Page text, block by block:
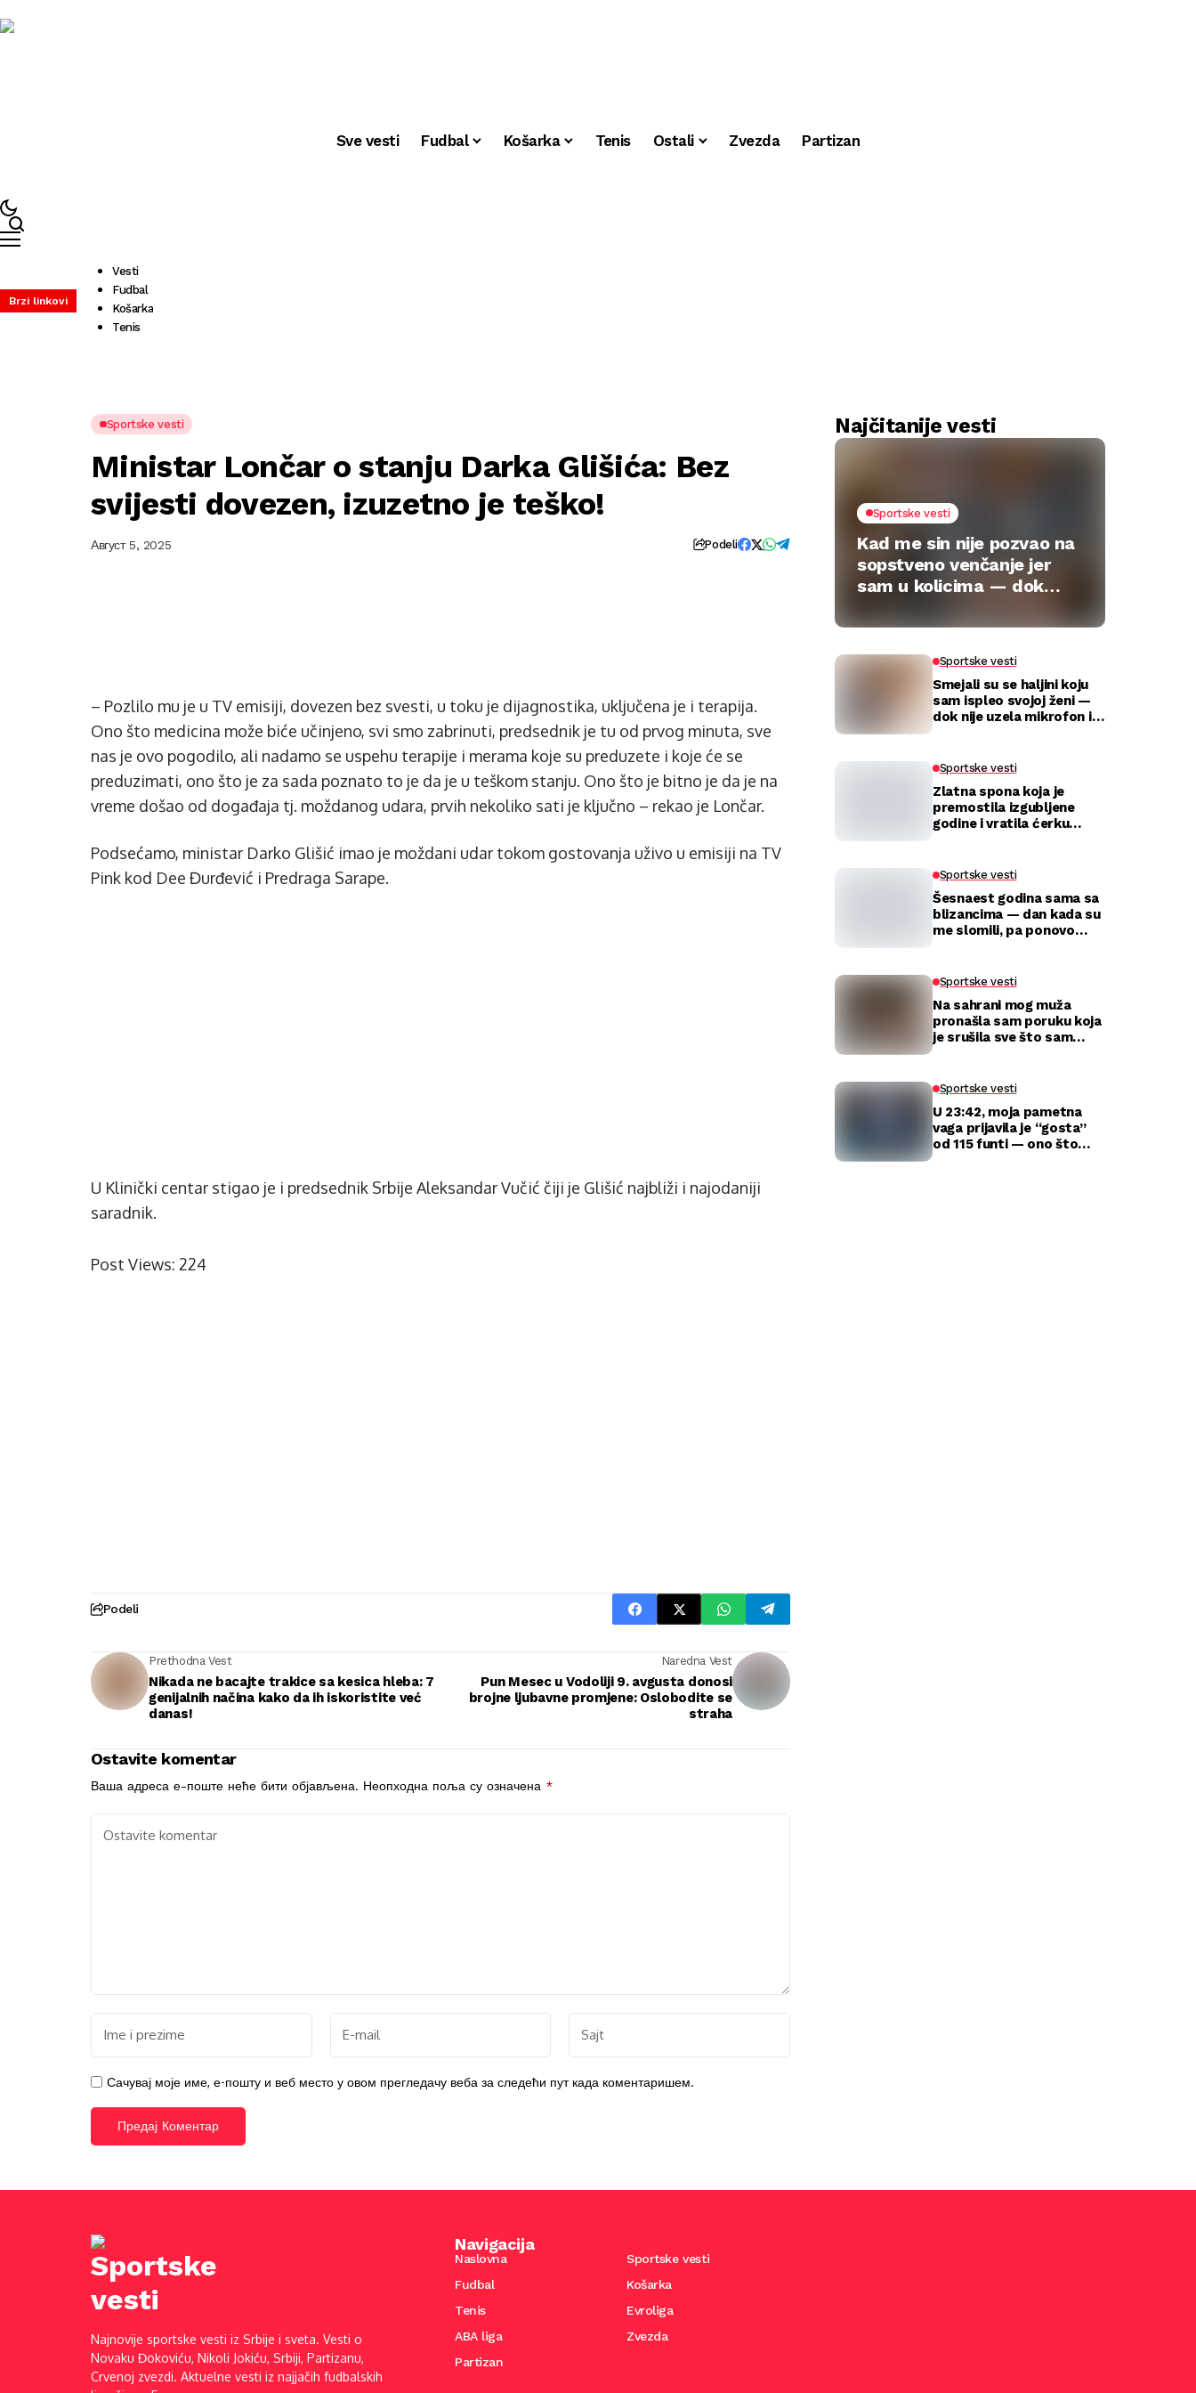
Sve vesti Fudbal Košarka Tenis Ostali Zvezda Partizan
Brzi linkovi
Vesti
Fudbal
Košarka
Tenis
Sportske vesti
Ministar Lončar o stanju Darka Glišića: Bez
svijesti dovezen, izuzetno je teško!
Август 5, 2025 Podeli
– Pozlilo mu je u TV emisiji, dovezen bez svesti, u toku je dijagnostika, uključena je i terapija.
Ono što medicina može biće učinjeno, svi smo zabrinuti, predsednik je tu od prvog minuta, sve
nas je ovo pogodilo, ali nadamo se uspehu terapije i merama koje su preduzete i koje će se
preduzimati, ono što je za sada poznato to je da je u teškom stanju. Ono što je bitno je da je na
vreme došao od događaja tj. moždanog udara, prvih nekoliko sati je ključno – rekao je Lončar.
Podsećamo, ministar Darko Glišić imao je moždani udar tokom gostovanja uživo u emisiji na TV
Pink kod Dee Đurđević i Predraga Sarape.
U Klinički centar stigao je i predsednik Srbije Aleksandar Vučić čiji je Glišić najbliži i najodaniji
saradnik.
Post Views: 224
Podeli
Prethodna Vest
Nikada ne bacajte trakice sa kesica hleba: 7
genijalnih načina kako da ih iskoristite već
danas!
Naredna Vest
Pun Mesec u Vodoliji 9. avgusta donosi
brojne ljubavne promjene: Oslobodite se
straha
Ostavite komentar
Ваша адреса е-поште неће бити објављена. Неопходна поља су означена *
Сачувај моје име, е-пошту и веб место у овом прегледачу веба за следећи пут када коментаришем.
Najčitanije vesti
Sportske vesti
Kad me sin nije pozvao na
sopstveno venčanje jer
sam u kolicima — dok
preokrenuo
Sportske vesti
Smejali su se haljini koju
sam ispleo svojoj ženi —
dok nije uzela mikrofon i
Sportske vesti
Zlatna spona koja je
premostila izgubljene
godine i vratila ćerku
Sportske vesti
Šesnaest godina sama sa
blizancima — dan kada su
me slomili, pa ponovo
Sportske vesti
Na sahrani mog muža
pronašla sam poruku koja
je srušila sve što sam
Sportske vesti
U 23:42, moja pametna
vaga prijavila je “gosta”
od 115 funti — ono što
Najnovije sportske vesti iz Srbije i sveta. Vesti o
Novaku Đokoviću, Nikoli Jokiću, Srbiji, Partizanu,
Crvenoj zvezdi. Aktuelne vesti iz najjačih fudbalskih
Navigacija
Naslovna
Sportske vesti
Fudbal
Košarka
Tenis
Evroliga
ABA liga
Zvezda
Partizan